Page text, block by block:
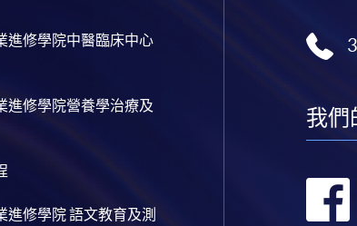
進修學院中醫臨床中心
進修學院營養學治療及
進修學院 語文教育及測
我們